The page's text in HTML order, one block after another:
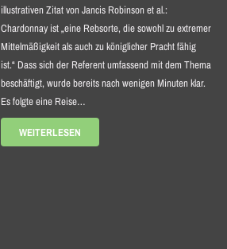
illustrativen Zitat von Jancis Robinson et al.:
Chardonnay ist „eine Rebsorte, die sowohl zu extremer
Mittelmäßigkeit als auch zu königlicher Pracht fähig
ist.“ Dass sich der Referent umfassend mit dem Thema
beschäftigt, wurde bereits nach wenigen Minuten klar.
Es folgte eine Reise…
WEITERLESEN